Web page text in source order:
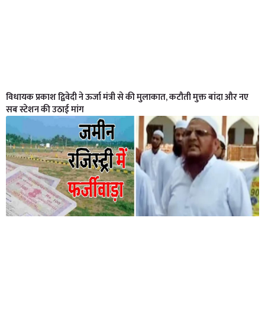
विधायक प्रकाश द्विवेदी ने ऊर्जा मंत्री से की मुलाकात, कटौती मुक्त बांदा और नए
सब स्टेशन की उठाई मांग